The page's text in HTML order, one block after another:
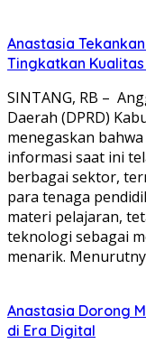
Anastasia
Tingkatkan
SINTANG, RB –
Daerah (DPRD)
menegaskan
informasi saat ini
berbagai sektor,
para tenaga
materi pelajaran,
teknologi sebagai
menarik.
Anastasia Dorong
di Era Digital